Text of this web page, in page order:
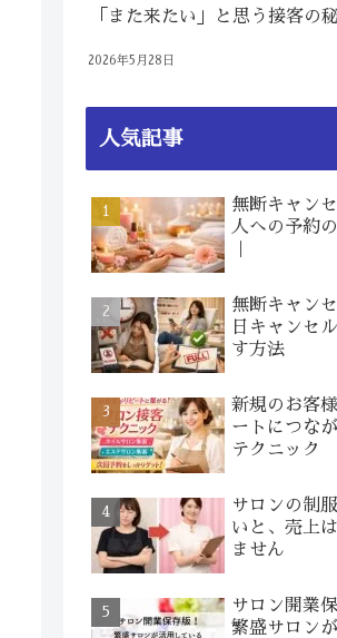
「また来たい」と思う接客の
2026年5月28日
人気記事
無断キャン
人への予約
無断キャン
日キャンセ
す方法
新規のお客
ートにつな
テクニック
サロンの制
いと、売上は
ません
サロン開業
繁盛サロン